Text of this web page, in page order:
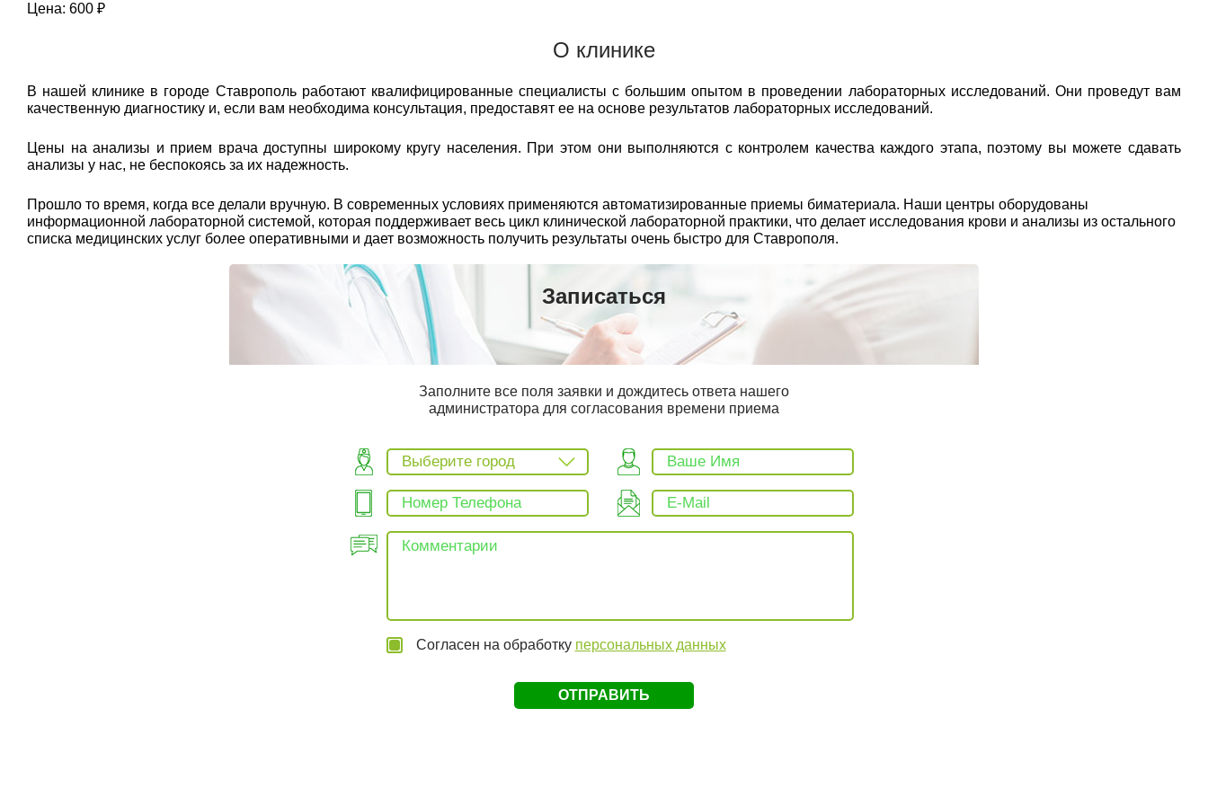
Цена: 600 ₽
О клинике
В нашей клинике в городе Ставрополь работают квалифицированные специалисты с большим опытом в проведении лабораторных исследований. Они проведут вам
качественную диагностику и, если вам необходима консультация, предоставят ее на основе результатов лабораторных исследований.
Цены на анализы и прием врача доступны широкому кругу населения. При этом они выполняются с контролем качества каждого этапа, поэтому вы можете сдавать
анализы у нас, не беспокоясь за их надежность.
Прошло то время, когда все делали вручную. В современных условиях применяются автоматизированные приемы биматериала. Наши центры оборудованы
информационной лабораторной системой, которая поддерживает весь цикл клинической лабораторной практики, что делает исследования крови и анализы из остального
списка медицинских услуг более оперативными и дает возможность получить результаты очень быстро для Ставрополя.
Записаться
Заполните все поля заявки и дождитесь ответа нашего
администратора для согласования времени приема
Выберите город
Согласен на обработку персональных данных